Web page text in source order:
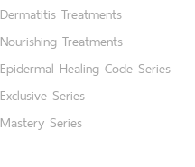
Dermatitis Treatments
Nourishing Treatments
Epidermal Healing Code Series
Exclusive Series
Mastery Series